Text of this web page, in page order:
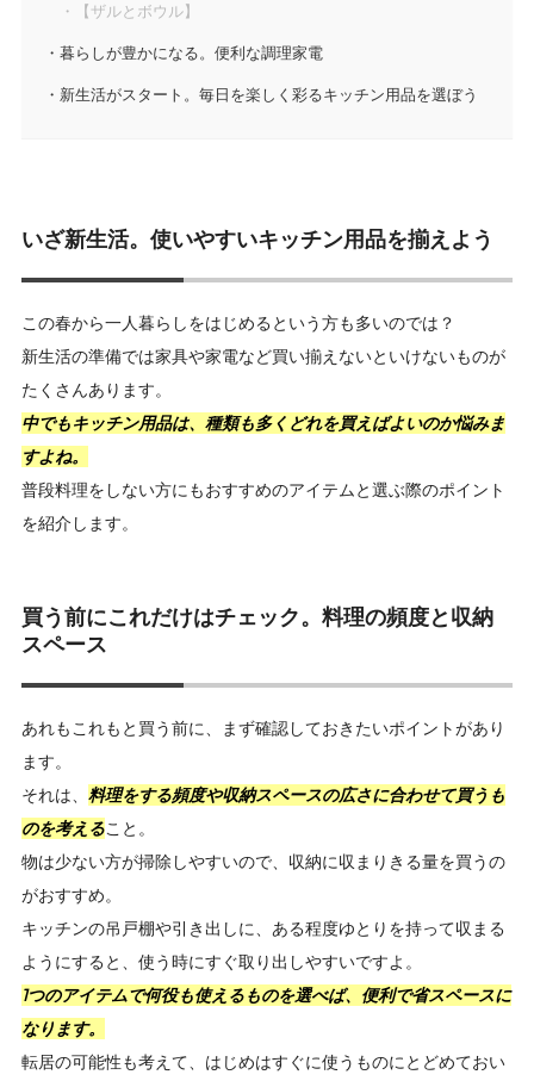
【ザルとボウル】
暮らしが豊かになる。便利な調理家電
新生活がスタート。毎日を楽しく彩るキッチン用品を選ぼう
いざ新生活。使いやすいキッチン用品を揃えよう
この春から一人暮らしをはじめるという方も多いのでは？
新生活の準備では家具や家電など買い揃えないといけないものが
たくさんあります。
中でもキッチン用品は、種類も多くどれを買えばよいのか悩みま
すよね。
普段料理をしない方にもおすすめのアイテムと選ぶ際のポイント
を紹介します。
買う前にこれだけはチェック。料理の頻度と収納
スペース
あれもこれもと買う前に、まず確認しておきたいポイントがあり
ます。
それは、 料理をする頻度や収納スペースの広さに合わせて買うも
のを考えること。
物は少ない方が掃除しやすいので、収納に収まりきる量を買うの
がおすすめ。
キッチンの吊戸棚や引き出しに、ある程度ゆとりを持って収まる
ようにすると、使う時にすぐ取り出しやすいですよ。
1つのアイテムで何役も使えるものを選べば、便利で省スペースに
なります。
転居の可能性も考えて、はじめはすぐに使うものにとどめておい